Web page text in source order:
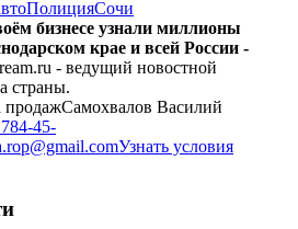
ПолицияСочи
бизнесе узнали миллионы
крае и всей России -
- ведущий новостной
страны.
продажСамохвалов Василий
45-
Узнать условия